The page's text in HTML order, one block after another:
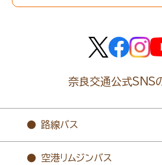
奈良交通公式SNS
路線バス
空港リムジンバス